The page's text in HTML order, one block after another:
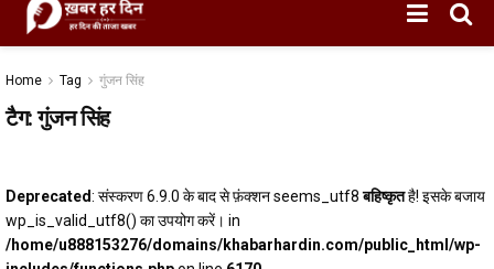
Home Tag गुंजन सिंह
टैग:गुंजन सिंह
Deprecated: संस्करण 6.9.0 के बाद से फ़ंक्शन seems_utf8बहिष्कृतहै! इसके बजाय
wp_is_valid_utf8() का उपयोग करें। in
/home/u888153276/domains/khabarhardin.com/public_html/wp-